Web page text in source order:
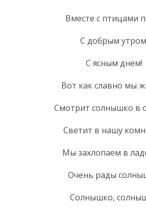
Вместе с птицами
С добрым
С ясным днем!
Вот как славно мы
Смотрит солнышко в
Светит в нашу
Мы захлопаем в
Очень рады
Солнышко,